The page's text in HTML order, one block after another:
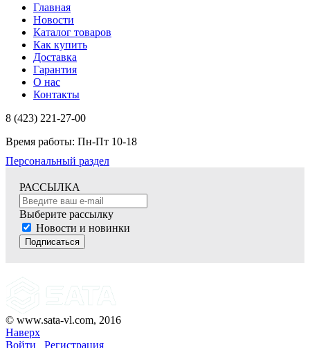
Главная
Новости
Каталог товаров
Как купить
Доставка
Гарантия
О нас
Контакты
8 (423) 221-27-00
Время работы: Пн-Пт 10-18
Персональный раздел
РАССЫЛКА
Выберите рассылку
Новости и новинки
Подписаться
© www.sata-vl.com, 2016
Наверх
Войти
Регистрация